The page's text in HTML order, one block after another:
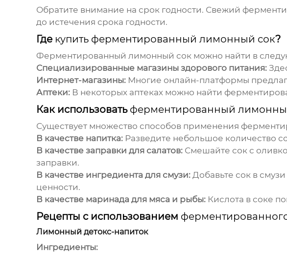
Обратите внимание на срок годности. Свежий
до истечения срока годности.
Где купить ферментированный лимонный сок?
Ферментированный лимонный сокможно найти в
Специализированные магазины здорового питания:
Интернет-магазины:Многие онлайн-платформы
Аптеки:В некоторых аптеках можно найти
Как использовать ферментированный
Существует множество способов применения
В качестве напитка:Разведите небольшое количество
В качестве заправки для салатов:Смешайте сок с
заправки.
В качестве ингредиента для смузи:Добавьте сок в
ценности.
В качестве маринада для мяса и рыбы:Кислота в соке
Рецепты с использованием
Лимонный детокс-напиток
Ингредиенты: